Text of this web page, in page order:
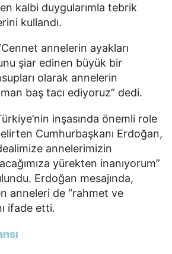
kalbi duygularımla tebrik
kullandı.
annelerin ayakları
şiar edinen büyük bir
olarak annelerin
baş tacı ediyoruz” dedi.
inşasında önemli role
Cumhurbaşkanı Erdoğan,
annelerimizin
yürekten inanıyorum”
Erdoğan mesajında,
anneleri de “rahmet ve
ifade etti.